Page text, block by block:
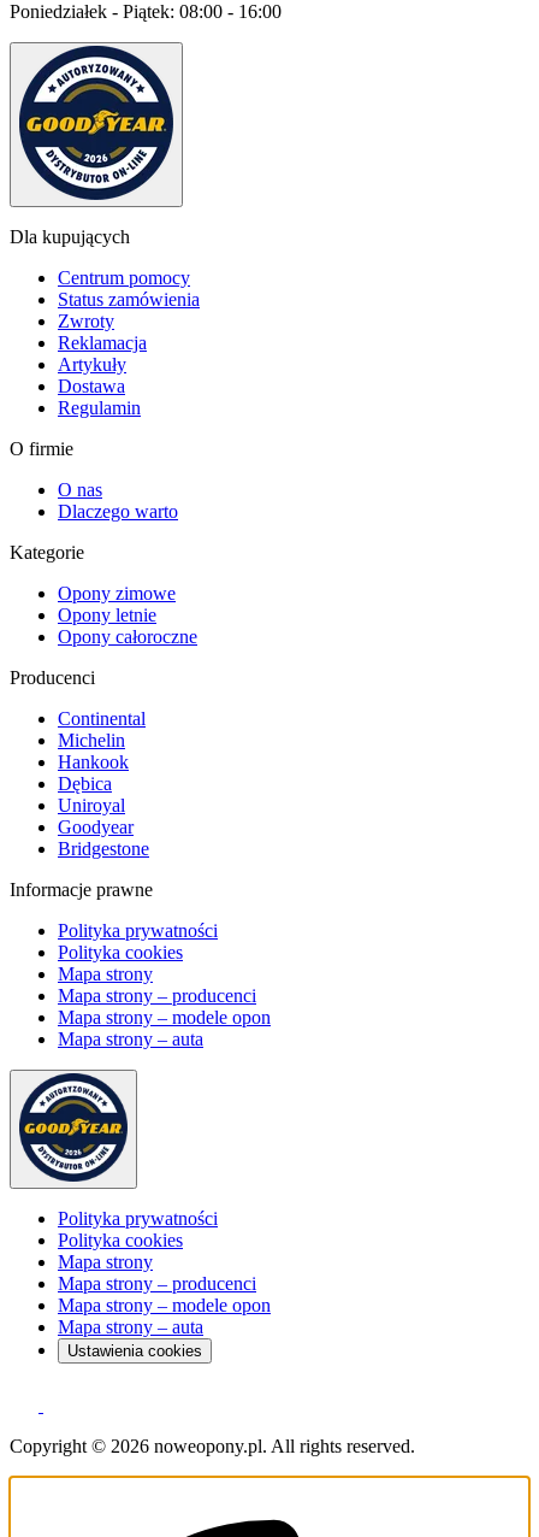
Poniedziałek - Piątek: 08:00 - 16:00
Dla kupujących
Centrum pomocy
Status zamówienia
Zwroty
Reklamacja
Artykuły
Dostawa
Regulamin
O firmie
O nas
Dlaczego warto
Kategorie
Opony zimowe
Opony letnie
Opony całoroczne
Producenci
Continental
Michelin
Hankook
Dębica
Uniroyal
Goodyear
Bridgestone
Informacje prawne
Polityka prywatności
Polityka cookies
Mapa strony
Mapa strony – producenci
Mapa strony – modele opon
Mapa strony – auta
Polityka prywatności
Polityka cookies
Mapa strony
Mapa strony – producenci
Mapa strony – modele opon
Mapa strony – auta
Ustawienia cookies
Copyright © 2026 noweopony.pl. All rights reserved.